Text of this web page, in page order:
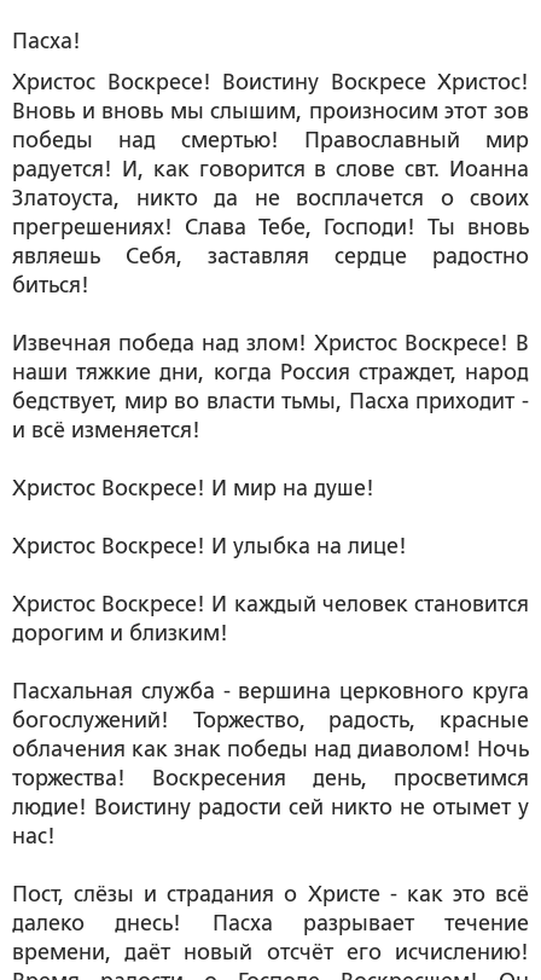
Пасха!
Христос Воскресе! Воистину Воскресе Христос!
Вновь и вновь мы слышим, произносим этот зов
победы над смертью! Православный мир
радуется! И, как говорится в слове свт. Иоанна
Златоуста, никто да не восплачется о своих
прегрешениях! Слава Тебе, Господи! Ты вновь
являешь Себя, заставляя сердце радостно
биться!
Извечная победа над злом! Христос Воскресе! В
наши тяжкие дни, когда Россия страждет, народ
бедствует, мир во власти тьмы, Пасха приходит -
и всё изменяется!
Христос Воскресе! И мир на душе!
Христос Воскресе! И улыбка на лице!
Христос Воскресе! И каждый человек становится
дорогим и близким!
Пасхальная служба - вершина церковного круга
богослужений! Торжество, радость, красные
облачения как знак победы над диаволом! Ночь
торжества! Воскресения день, просветимся
людие! Воистину радости сей никто не отымет у
нас!
Пост, слёзы и страдания о Христе - как это всё
далеко днесь! Пасха разрывает течение
времени, даёт новый отсчёт его исчислению!